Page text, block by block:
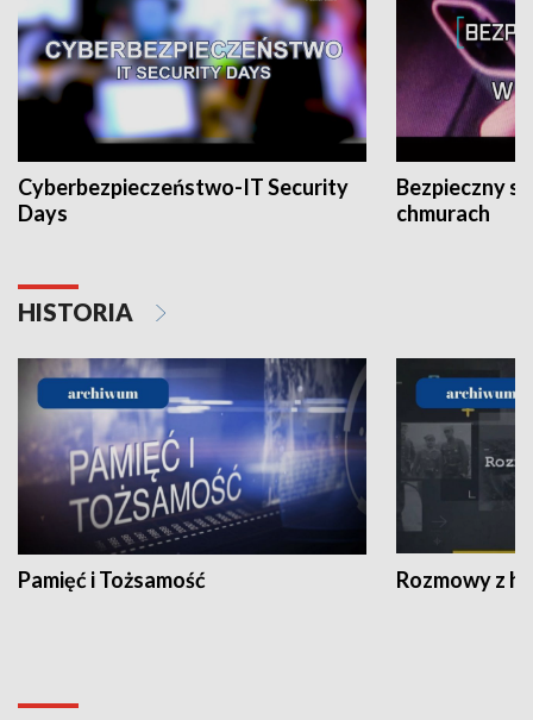
Cyberbezpieczeństwo-IT Security
Days
Bezpieczny
chmurach
HISTORIA
Pamięć i Tożsamość Rozmowy z